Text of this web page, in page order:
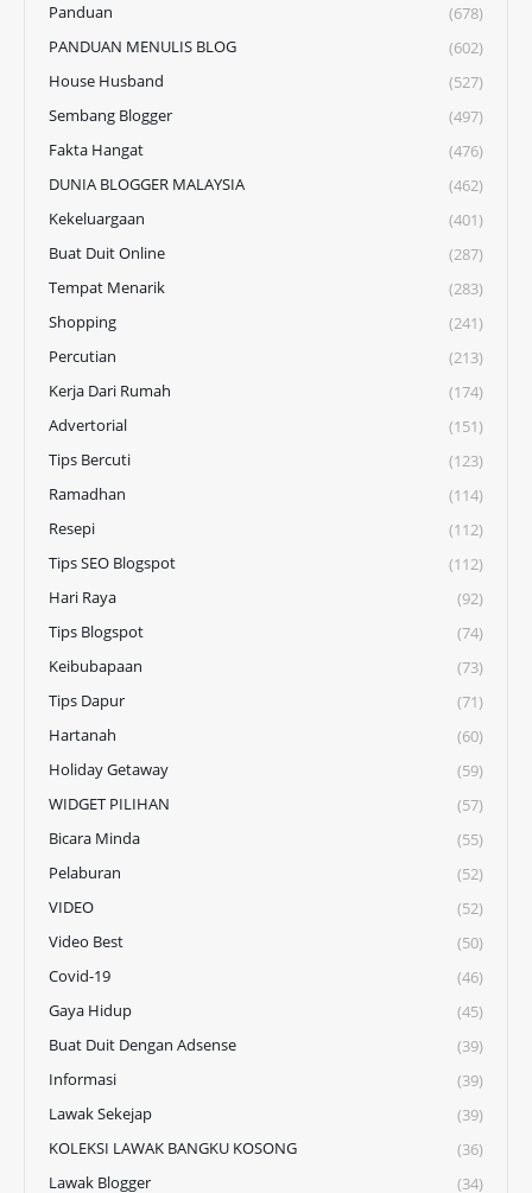
Panduan
(678)
PANDUAN MENULIS BLOG
(602)
House Husband
(527)
Sembang Blogger
(497)
Fakta Hangat
(476)
DUNIA BLOGGER MALAYSIA
(462)
Kekeluargaan
(401)
Buat Duit Online
(287)
Tempat Menarik
(283)
Shopping
(241)
Percutian
(213)
Kerja Dari Rumah
(174)
Advertorial
(151)
Tips Bercuti
(123)
Ramadhan
(114)
Resepi
(112)
Tips SEO Blogspot
(112)
Hari Raya
(92)
Tips Blogspot
(74)
Keibubapaan
(73)
Tips Dapur
(71)
Hartanah
(60)
Holiday Getaway
(59)
WIDGET PILIHAN
(57)
Bicara Minda
(55)
Pelaburan
(52)
VIDEO
(52)
Video Best
(50)
Covid-19
(46)
Gaya Hidup
(45)
Buat Duit Dengan Adsense
(39)
Informasi
(39)
Lawak Sekejap
(39)
KOLEKSI LAWAK BANGKU KOSONG
(36)
Lawak Blogger
(34)